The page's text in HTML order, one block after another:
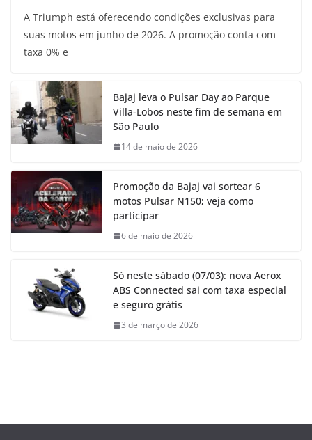
A Triumph está oferecendo condições exclusivas para
suas motos em junho de 2026. A promoção conta com
taxa 0% e
Bajaj leva o Pulsar Day ao Parque
Villa-Lobos neste fim de semana em
São Paulo
14 de maio de 2026
Promoção da Bajaj vai sortear 6
motos Pulsar N150; veja como
participar
6 de maio de 2026
Só neste sábado (07/03): nova Aerox
ABS Connected sai com taxa especial
e seguro grátis
3 de março de 2026